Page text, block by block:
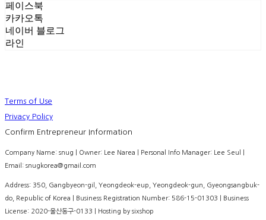
페이스북
카카오톡
네이버 블로그
라인
Terms of Use
Privacy Policy
Confirm Entrepreneur Information
Company Name: snug | Owner: Lee Narea | Personal Info Manager: Lee Seul |
Email: snugkorea@gmail.com
Address: 350, Gangbyeon-gil, Yeongdeok-eup, Yeongdeok-gun, Gyeongsangbuk-
do, Republic of Korea | Business Registration Number: 586-15-01303 | Business
License: 2020-울산동구-0133 | Hosting by sixshop